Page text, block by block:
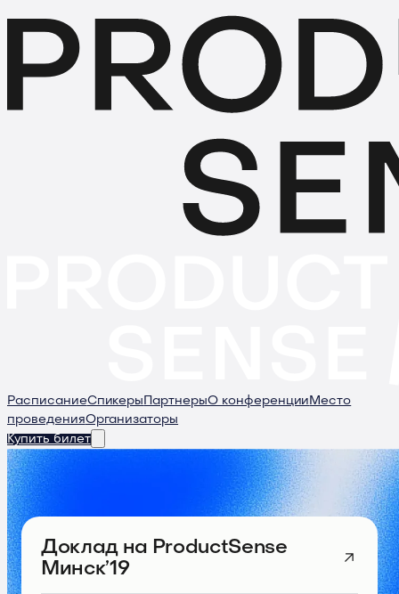
РасписаниеСпикеры ПартнерыО конференции Место
проведенияОрганизаторы
Купить билет
Доклад на ProductSense
Минск’19